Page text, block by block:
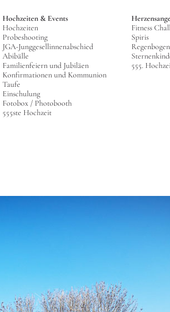
Hochzeiten & Events
Hochzeiten
Probeshooting
JGA-Junggesellinnenabschied
Abibälle
Familienfeiern und Jubiläen
Konfirmationen und Kommunion
Taufe
Einschulung
Fotobox / Photobooth
555ste Hochzeit
Fitness
Spiris
Regenbogen
555.